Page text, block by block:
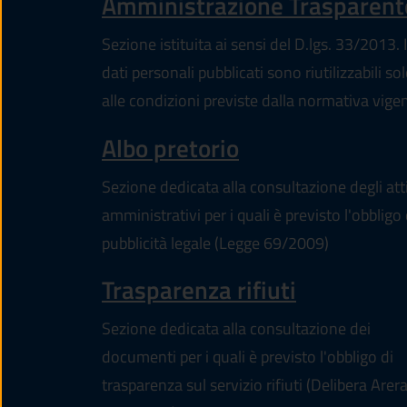
Sezione istituita ai sensi del D.lgs. 33/2013. I
dati personali pubblicati sono riutilizzabili
alle condizioni previste dalla normativa
Albo pretorio
Sezione dedicata alla consultazione degli atti
amministrativi per i quali è previsto l'obbligo
pubblicità legale (Legge 69/2009)
Trasparenza rifiuti
Sezione dedicata alla consultazione dei
documenti per i quali è previsto l'obbligo di
trasparenza sul servizio rifiuti (Delibera Arera